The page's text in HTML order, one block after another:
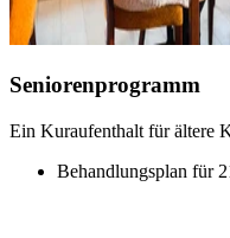
Seniorenprogramm
Ein Kuraufenthalt für ältere
Behandlungsplan für